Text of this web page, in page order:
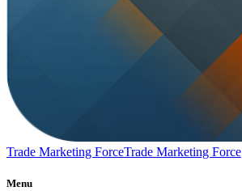
Trade Marketing ForceTrade Marketing Force
Menu